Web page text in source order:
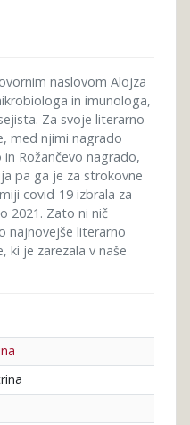
naslovom Alojza
in imunologa,
Za svoje literarno
med njimi nagrado
in Rožančevo nagrado,
pa ga je za strokovne
covid-19 izbrala za
2021. Zato ni nič
najnovejše literarno
ki je zarezala v naše